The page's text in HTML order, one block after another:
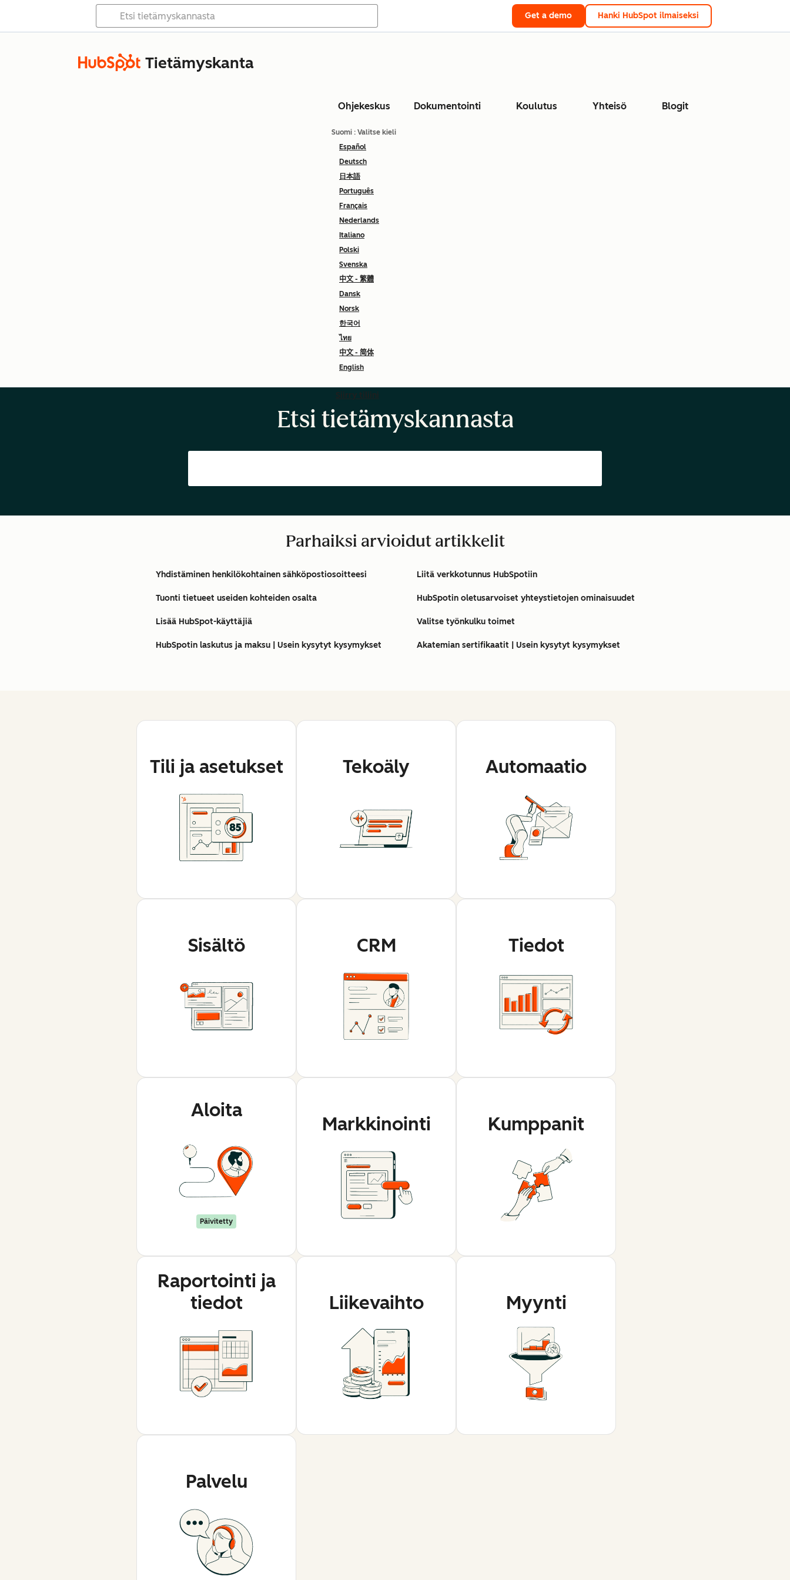
Get a demo Hanki HubSpot ilmaiseksi
Tietämyskanta
Ohjekeskus Dokumentointi Koulutus Yhteisö Blogit
Suomi : Valitse kieli
Español
Deutsch
日本語
Português
Français
Nederlands
Italiano
Polski
Svenska
中文 - 繁體
Dansk
Norsk
한국어
ไทย
中文 - 简体
English
Siirry tiliini
Etsi tietämyskannasta
Parhaiksi arvioidut artikkelit
Yhdistäminen henkilökohtainen sähköpostiosoitteesi
Tuonti tietueet useiden kohteiden osalta
Lisää HubSpot-käyttäjiä
HubSpotin laskutus ja maksu | Usein kysytyt kysymykset
Liitä verkkotunnus HubSpotiin
HubSpotin oletusarvoiset yhteystietojen ominaisuudet
Valitse työnkulku toimet
Akatemian sertifikaatit | Usein kysytyt kysymykset
Tili ja asetukset Tekoäly Automaatio
Sisältö CRM Tiedot
Päivitetty
Aloita
Markkinointi Kumppanit
Raportointi ja
tiedot
Liikevaihto Myynti
Palvelu